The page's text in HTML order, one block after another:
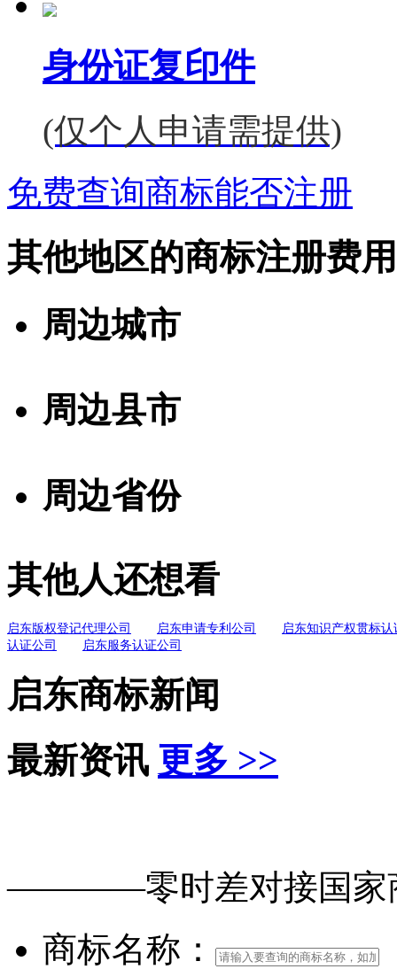
身份证复印件
(仅个人申请需提供)
免费查询商标能否注册
其他地区的商标注册费用
周边城市
周边县市
周边省份
其他人还想看
启东版权登记代理公司 启东申请专利公司
启东知识产权贯标认
认证公司
启东服务认证公司
启东商标新闻
最新资讯 更多 >>
————零时差对接国
商标名称：